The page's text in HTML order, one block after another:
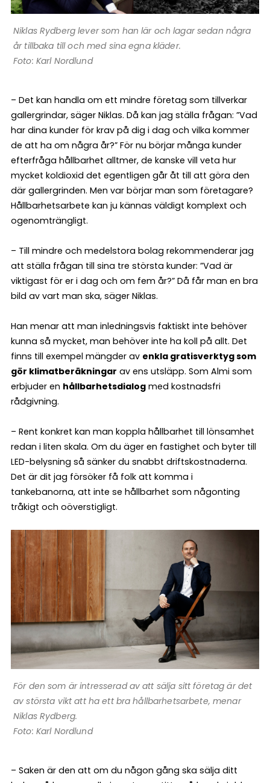
Niklas Rydberg lever som han lär och lagar sedan några
år tillbaka till och med sina egna kläder.
Foto: Karl Nordlund
– Det kan handla om ett mindre företag som tillverkar
gallergrindar, säger Niklas. Då kan jag ställa frågan: ”Vad
har dina kunder för krav på dig i dag och vilka kommer
de att ha om några år?” För nu börjar många kunder
efterfråga hållbarhet alltmer, de kanske vill veta hur
mycket koldioxid det egentligen går åt till att göra den
där gallergrinden. Men var börjar man som företagare?
Hållbarhetsarbete kan ju kännas väldigt komplext och
ogenomträngligt.
– Till mindre och medelstora bolag rekommenderar jag
att ställa frågan till sina tre största kunder: ”Vad är
viktigast för er i dag och om fem år?” Då får man en bra
bild av vart man ska, säger Niklas.
Han menar att man inledningsvis faktiskt inte behöver
kunna så mycket, man behöver inte ha koll på allt. Det
finns till exempel mängder av enkla gratisverktyg som
gör klimatberäkningar av ens utsläpp. Som Almi som
erbjuder en hållbarhetsdialog med kostnadsfri
rådgivning.
– Rent konkret kan man koppla hållbarhet till lönsamhet
redan i liten skala. Om du äger en fastighet och byter till
LED-belysning så sänker du snabbt driftskostnaderna.
Det är dit jag försöker få folk att komma i
tankebanorna, att inte se hållbarhet som någonting
tråkigt och oöverstigligt.
För den som är intresserad av att sälja sitt företag är det
av största vikt att ha ett bra hållbarhetsarbete, menar
Niklas Rydberg.
Foto: Karl Nordlund
– Saken är den att om du någon gång ska sälja ditt